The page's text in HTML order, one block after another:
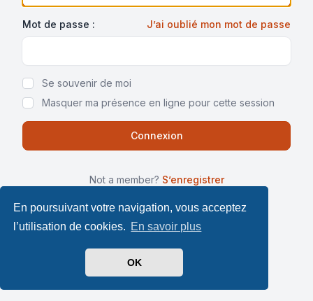
En poursuivant votre navigation, vous acceptez
l’utilisation de cookies. En savoir plus
OK
Mot de passe : J’ai oublié mon mot de passe
Se souvenir de moi
Masquer ma présence en ligne pour cette session
Not a member? S’enregistrer